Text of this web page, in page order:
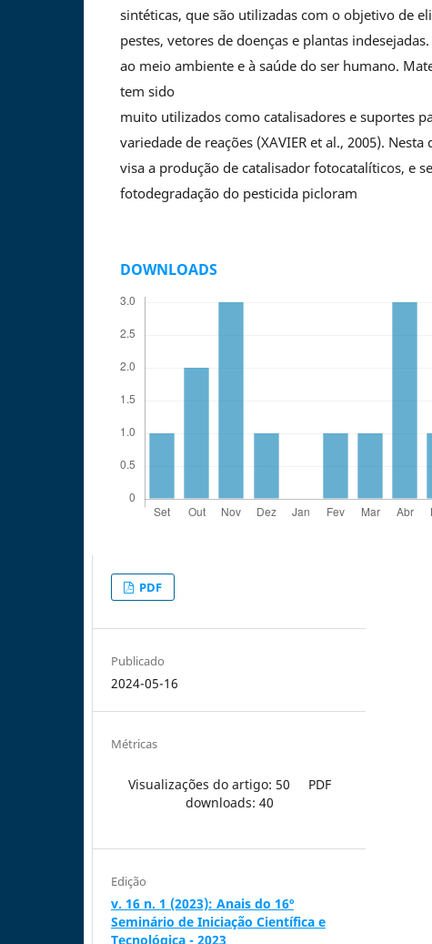
sintéticas, que são utilizadas com o objetivo de
pestes, vetores de doenças e plantas
ao meio ambiente e à saúde do ser humano.
tem sido
muito utilizados como catalisadores e suportes
variedade de reações (XAVIER et al., 2005).
visa a produção de catalisador fotocatalíticos, e
fotodegradação do pesticida picloram
DOWNLOADS
PDF
Publicado
2024-05-16
Métricas
Visualizações do artigo: 50
PDF
downloads: 40
Edição
v. 16 n. 1 (2023): Anais do 16º
Seminário de Iniciação Científica e
Tecnológica - 2023